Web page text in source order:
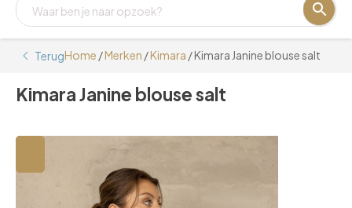
TerugHome /Merken /Kimara / Kimara Janine blouse salt
Kimara Janine blouse salt